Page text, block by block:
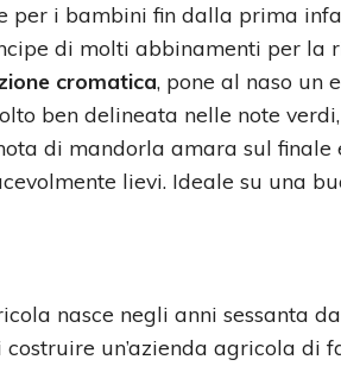
per i bambini fin dalla prima
di molti abbinamenti per la
cromatica, pone al naso un
ben delineata nelle note
di mandorla amara sul
lievi. Ideale su una
nasce negli anni sessanta
un’azienda agricola